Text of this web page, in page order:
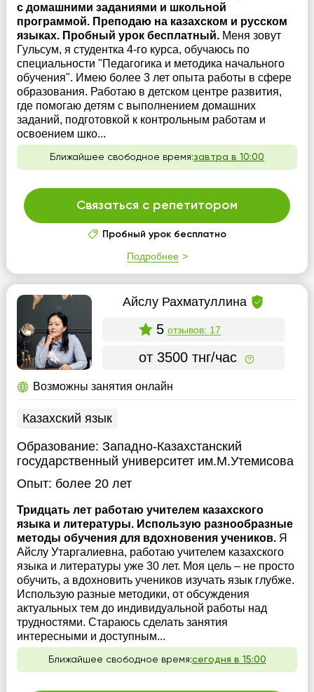
с домашними заданиями и школьной
программой. Преподаю на казахском и русском
языках. Пробный урок бесплатный. Меня зовут
Гульсум, я студентка 4-го курса, обучаюсь по
специальности "Педагогика и методика начального
обучения". Имею более 3 лет опыта работы в сфере
образования. Работаю в детском центре развития,
где помогаю детям с выполнением домашних
заданий, подготовкой к контрольным работам и
освоением шко...
Ближайшее свободное время:завтра в 10:00
Связаться с репетитором
Пробный урок бесплатно
Подробнее
Айслу Рахматуллина
5 отзывов: 17
от 3500 тнг/час
Возможны занятия онлайн
Казахский язык
Образование: Западно-Казахстанский
государственный университет им.М.Утемисова
Опыт: более 20 лет
Тридцать лет работаю учителем казахского
языка и литературы. Использую разнообразные
методы обучения для вдохновения учеников. Я
Айслу Утаргалиевна, работаю учителем казахского
языка и литературы уже 30 лет. Моя цель – не просто
обучить, а вдохновить учеников изучать язык глубже.
Использую разные методики, от обсуждения
актуальных тем до индивидуальной работы над
трудностями. Стараюсь сделать занятия
интересными и доступным...
Ближайшее свободное время:сегодня в 15:00